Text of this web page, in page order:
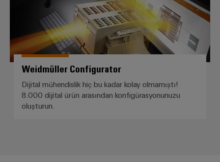
Weidmüller Configurator
Dijital mühendislik hiç bu kadar kolay olmamıştı!
8.000 dijital ürün arasından konfigürasyonunuzu
oluşturun.